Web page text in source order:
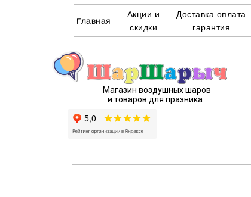
Главная
Доставка оплата
гарантия
Акции и
скидки
Магазин воздушных шаров
и товаров для празника